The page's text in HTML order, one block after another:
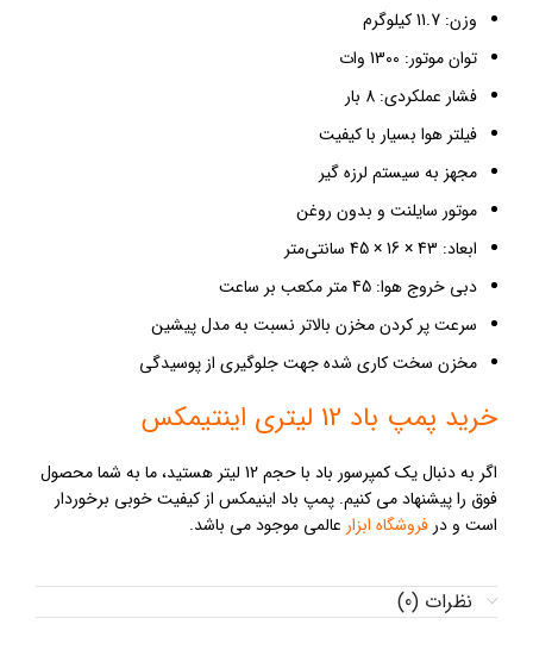
وزن: 11.7 کیلوگرم
توان موتور: 1300 وات
فشار عملکردی: 8 بار
فیلتر هوا بسیار با کیفیت
مجهز به سیستم لرزه گیر
موتور سایلنت و بدون روغن
ابعاد: 43 × 16 × 45 سانتی‌متر
دبی خروج هوا: 45 متر مکعب بر ساعت
سرعت پر کردن مخزن بالاتر نسبت به مدل پیشین
مخزن سخت کاری شده جهت جلوگیری از پوسیدگی
خرید پمپ باد 12 لیتری اینتیمکس
اگر به دنبال یک کمپرسور باد با حجم 12 لیتر هستید، ما به شما محصول
فوق را پیشنهاد می کنیم. پمپ باد اینیمکس از کیفیت خوبی برخوردار
است و در فروشگاه ابزار عالمی موجود می باشد.
نظرات (0)